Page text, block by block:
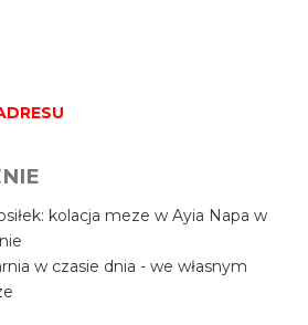
kolacja meze w Ayia Napa w
w czasie dnia - we własnym